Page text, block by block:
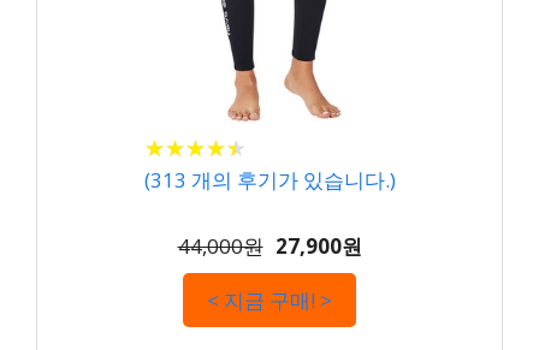
★★★★★
★★★★★
(313 개의 후기가 있습니다.)
44,000원 27,900원
< 지금 구매! >